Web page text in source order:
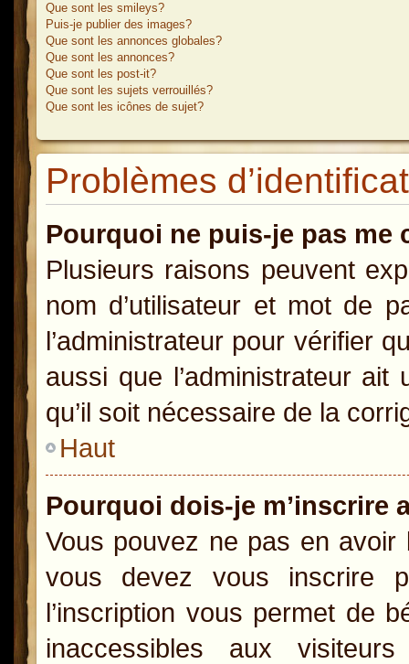
Que sont les smileys?
Puis-je publier des images?
Que sont les annonces globales?
Que sont les annonces?
Que sont les post-it?
Que sont les sujets verrouillés?
Que sont les icônes de sujet?
Problèmes
Pourquoi ne puis-je pas me
Plusieurs raisons peuvent
nom d’utilisateur et mot de
l’administrateur pour vérifier
aussi que l’administrateur
qu’il soit nécessaire de la
Haut
Pourquoi dois-je m’inscrire
Vous pouvez ne pas en avoir
vous devez vous inscrire
l’inscription vous permet de
inaccessibles aux